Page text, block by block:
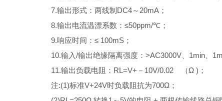
7.输出形式：两线制DC4～20mA；
8.输出电流温漂系数：≤50ppm/℃；
9.响应时间：≤ 100mS；
10.输入/输出绝缘隔离强度：>AC3000V、1min、
11.输出负载电阻：RL=V+－10V/0.02 （Ω )；
注:(1)标准V+24V时负载阻抗为700Ω；